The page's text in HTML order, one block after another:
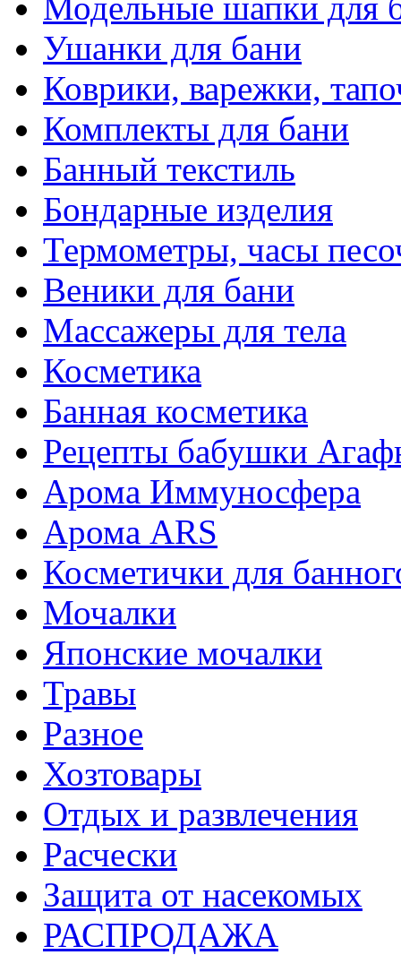
Ушанки для бани
Коврики, варежки,
Комплекты для бани
Банный текстиль
Бондарные изделия
Термометры, часы
Веники для бани
Массажеры для тела
Косметика
Банная косметика
Рецепты бабушки
Арома Иммуносфера
Арома ARS
Косметички для
Мочалки
Японские мочалки
Травы
Разное
Хозтовары
Отдых и развлечения
Расчески
Защита от насекомых
РАСПРОДАЖА